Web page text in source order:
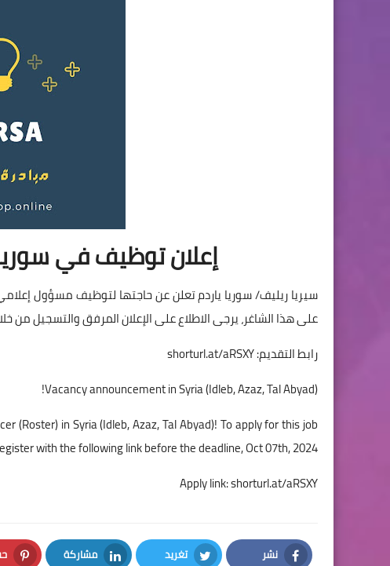
إعلان توظيف في
سيريا ريليف/ سوريا ياردم تعلن عن حاجتها لتوظيف مسؤول
على هذا الشاغر، يرجى الاطلاع على الإعلان المرفق والتسجيل من خلال الرابط
رابط التقديم:shorturl.at/aRSXY
Vacancy announcement in Syria (Idleb, Azaz, Tal Abyad)!
(Roster) in Syria (Idleb, Azaz, Tal Abyad)! To apply for this job
with the following link before the deadline, Oct 07th, 2024.
Apply link:shorturl.at/aRSXY
نشر تغريد مشاركة